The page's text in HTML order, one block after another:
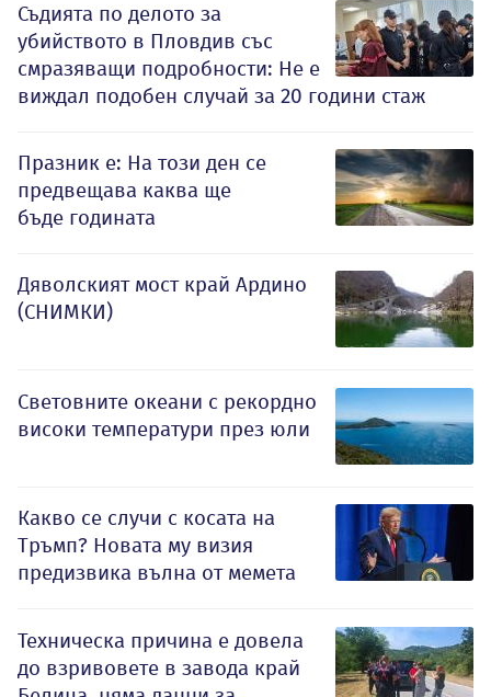
Съдията по делото за
убийството в Пловдив със
смразяващи подробности: Не е
виждал подобен случай за 20 години стаж
Празник е: На този ден се
предвещава каква ще
бъде годината
Дяволският мост край Ардино
(СНИМКИ)
Световните океани с рекордно
високи температури през юли
Какво се случи с косата на
Тръмп? Новата му визия
предизвика вълна от мемета
Техническа причина е довела
до взривовете в завода край